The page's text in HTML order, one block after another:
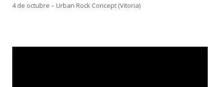
4 de octubre – Urban Rock Concept (Vitoria)